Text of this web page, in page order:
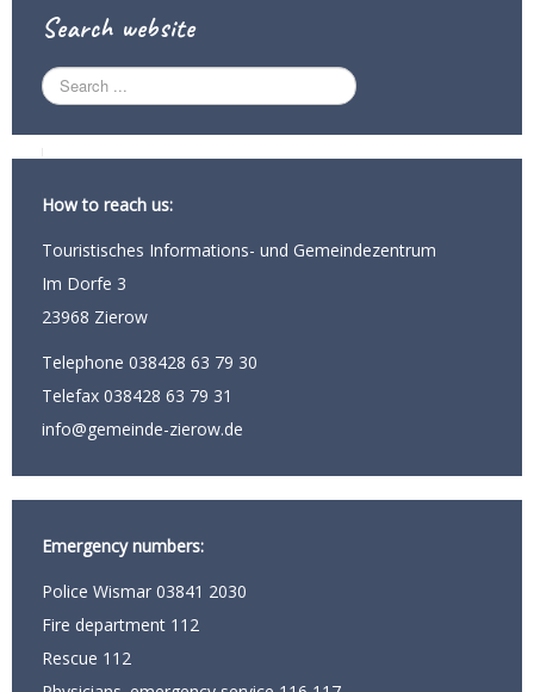
Search website
S
e
h
.
How to reach us:
Touristisches Informations- und Gemeindezentrum
Im Dorfe 3
23968 Zierow
Telephone 038428 63 79 30
Telefax 038428 63 79 31
info@gemeinde-zierow.de
Emergency numbers:
Police Wismar 03841 2030
Fire department 112
Rescue 112